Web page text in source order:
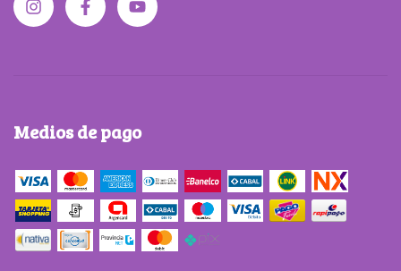
Medios de pago